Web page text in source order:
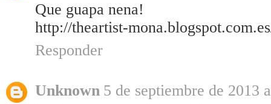
Que guapa nena!
http://theartist-
Responder
Unknown 5 de septiembre de 2013